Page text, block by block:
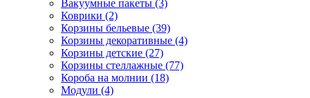
Вакуумные пакеты (3)
Коврики (2)
Корзины бельевые (39)
Корзины декоративные (4)
Корзины детские (27)
Корзины стеллажные (77)
Короба на молнии (18)
Модули (4)